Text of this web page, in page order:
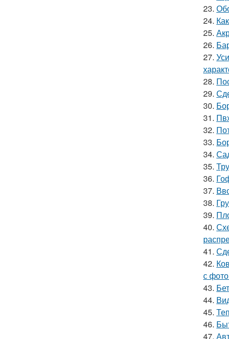
23.
24.
25.
26.
27.
28.
29.
30.
31.
32.
33.
34.
35.
36.
37.
38.
39.
40.
41.
42.
с
43.
44.
45.
46.
47.